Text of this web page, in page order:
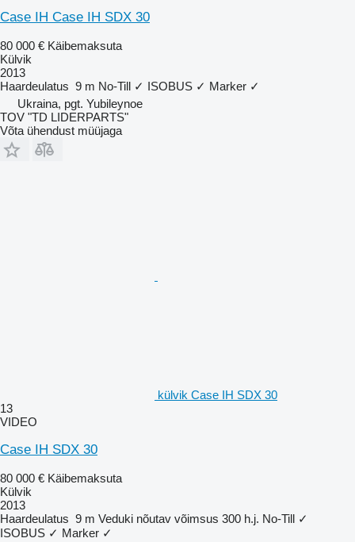
Case IH Case IH SDX 30
80 000 € Käibemaksuta
Külvik
2013
Haardeulatus 9 m No-Till ✓ ISOBUS ✓ Marker ✓
Ukraina, pgt. Yubileynoe
TOV "TD LIDERPARTS"
Võta ühendust müüjaga
külvik Case IH SDX 30
13
VIDEO
Case IH SDX 30
80 000 € Käibemaksuta
Külvik
2013
Haardeulatus 9 m Veduki nõutav võimsus 300 h.j. No-Till ✓
ISOBUS ✓ Marker ✓